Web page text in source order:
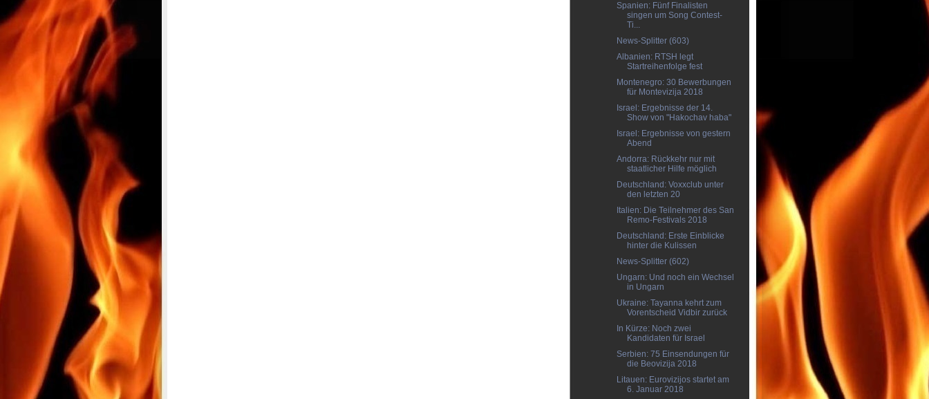
Spanien: Fünf Finalisten
singen um Song Contest-
Ti...
News-Splitter (603)
Albanien: RTSH legt
Startreihenfolge fest
Montenegro: 30 Bewerbungen
für Montevizija 2018
Israel: Ergebnisse der 14.
Show von "Hakochav haba"
Israel: Ergebnisse von gestern
Abend
Andorra: Rückkehr nur mit
staatlicher Hilfe möglich
Deutschland: Voxxclub unter
den letzten 20
Italien: Die Teilnehmer des San
Remo-Festivals 2018
Deutschland: Erste Einblicke
hinter die Kulissen
News-Splitter (602)
Ungarn: Und noch ein Wechsel
in Ungarn
Ukraine: Tayanna kehrt zum
Vorentscheid Vidbir zurück
In Kürze: Noch zwei
Kandidaten für Israel
Serbien: 75 Einsendungen für
die Beovizija 2018
Litauen: Eurovizijos startet am
6. Januar 2018